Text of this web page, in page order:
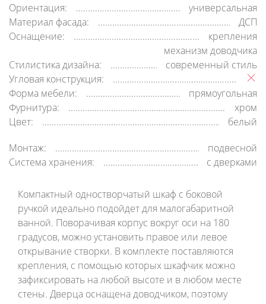
Ориентация:
универсальная
Материал фасада:
ДСП
Оснащение:
крепления
механизм доводчика
Стилистика дизайна:
современный стиль
Угловая конструкция:
Форма мебели:
прямоугольная
Фурнитура:
хром
Цвет:
белый
Монтаж:
подвесной
Система хранения:
с дверками
Компактный одностворчатый шкаф с боковой
ручкой идеально подойдет для малогабаритной
ванной. Поворачивая корпус вокруг оси на 180
градусов, можно установить правое или левое
открывание створки. В комплекте поставляются
крепления, с помощью которых шкафчик можно
зафиксировать на любой высоте и в любом месте
стены. Дверца оснащена доводчиком, поэтому